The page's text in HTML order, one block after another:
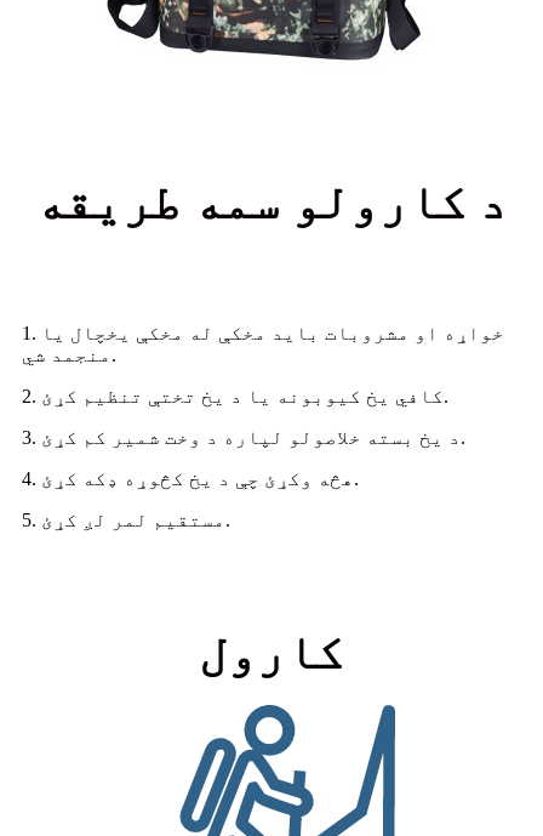
د کارولو سمه طریقه
1. خواړه او مشروبات باید مخکې له مخکې یخچال یا
منجمد شي.
2. کافي یخ کیوبونه یا د یخ تختې تنظیم کړئ.
3. د یخ بسته خلاصولو لپاره د وخت شمیر کم کړئ.
4. هڅه وکړئ چې د یخ کڅوړه ډکه کړئ.
5. مستقیم لمر لږ کړئ.
کارول